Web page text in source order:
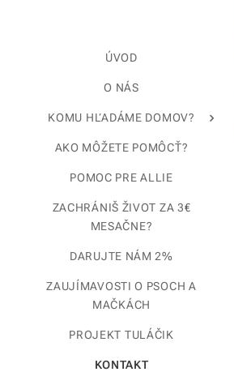
ÚVOD
O NÁS
KOMU HĽADÁME DOMOV?
AKO MÔŽETE POMÔCŤ?
POMOC PRE ALLIE
ZACHRÁNIŠ ŽIVOT ZA 3€
MESAČNE?
DARUJTE NÁM 2%
ZAUJÍMAVOSTI O PSOCH A
MAČKÁCH
PROJEKT TULÁČIK
KONTAKT